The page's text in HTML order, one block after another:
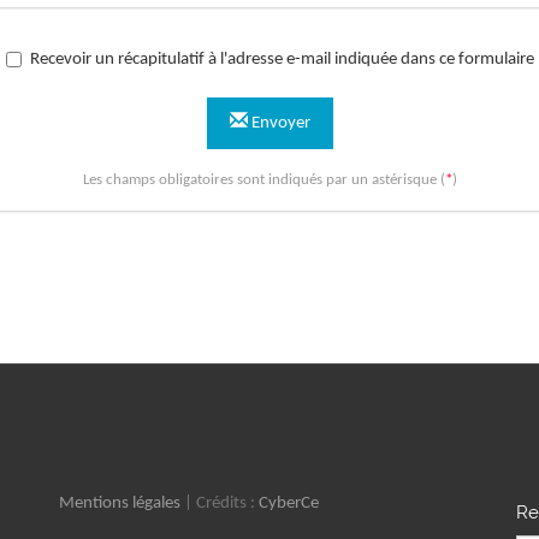
Recevoir un récapitulatif à l'adresse e-mail indiquée dans ce formulaire
Envoyer
Les champs obligatoires sont indiqués par un astérisque (*)
Mentions légales | Crédits : CyberCe